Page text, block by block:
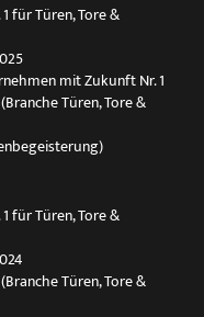
für Türen, Tore &
mit Zukunft Nr. 1
Türen, Tore &
für Türen, Tore &
Türen, Tore &